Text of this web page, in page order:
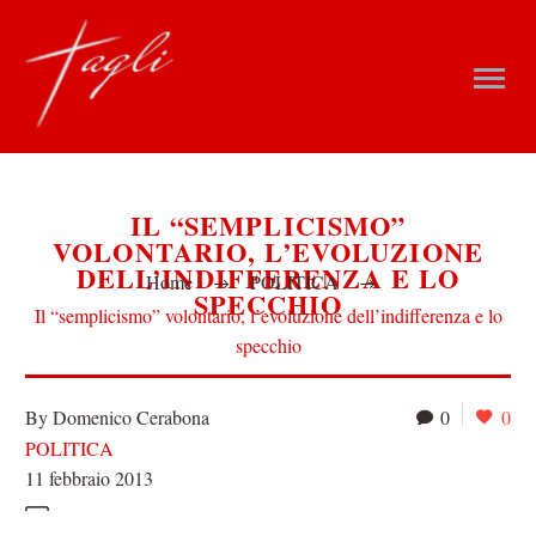
IL “SEMPLICISMO”
VOLONTARIO, L’EVOLUZIONE
DELL’INDIFFERENZA E LO
SPECCHIO
Home
POLITICA
Il “semplicismo” volontario, l’evoluzione dell’indifferenza e lo
specchio
0 0
By Domenico Cerabona
POLITICA
11 febbraio 2013